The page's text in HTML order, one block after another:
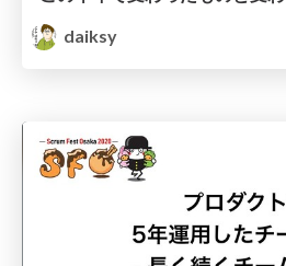
daiksy